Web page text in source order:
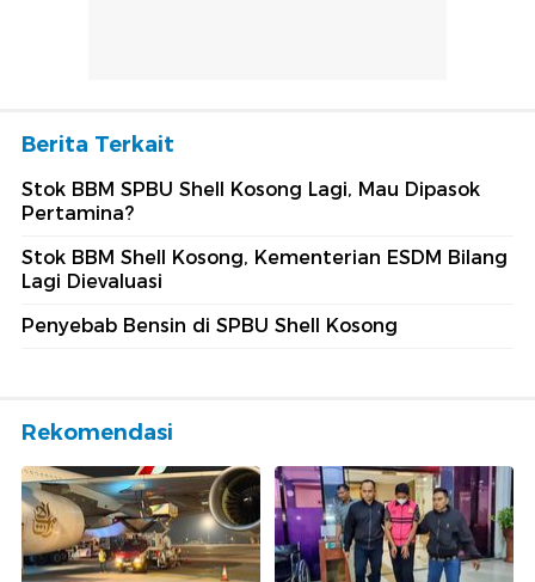
Berita Terkait
Stok BBM SPBU Shell Kosong Lagi, Mau Dipasok
Pertamina?
Stok BBM Shell Kosong, Kementerian ESDM Bilang
Lagi Dievaluasi
Penyebab Bensin di SPBU Shell Kosong
Rekomendasi